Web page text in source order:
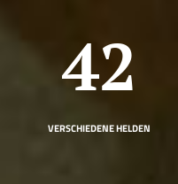
60
VERSCHIEDENE HELDEN